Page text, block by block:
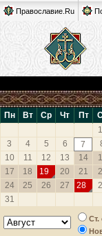
Православие.Ru
Пн Вт Ср Чт Пт
1
3
4 5 6 7
10
11 12 13 14
17
18 19 20 21
24
25 26 27 28
31
Ст.